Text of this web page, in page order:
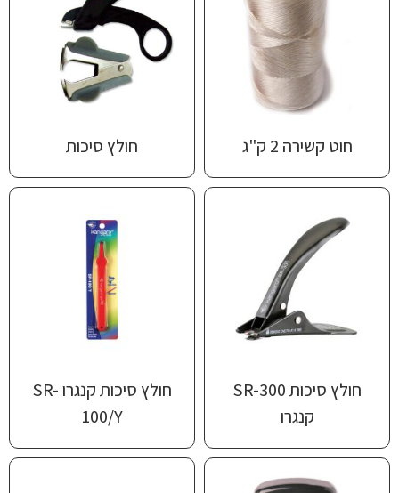
חוט קשירה 2 ק"ג חולץ סיכות
חולץ סיכות SR-300
קנגרו
חולץ סיכות קנגרו SR-
100/Y